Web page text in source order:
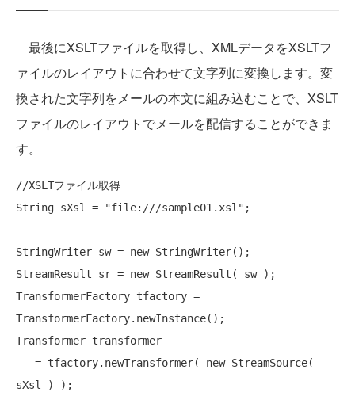
最後にXSLTファイルを取得し、XMLデータをXSLTフ
ァイルのレイアウトに合わせて文字列に変換します。変
換された文字列をメールの本文に組み込むことで、XSLT
ファイルのレイアウトでメールを配信することができま
す。
//XSLTファイル取得
String sXsl =
"file:///sample01.xsl" ;
StringWriter sw = new StringWriter();
StreamResult sr = new StreamResult( sw );
TransformerFactory tfactory =
TransformerFactory.newInstance();
Transformer transformer
   = tfactory.newTransformer(
new StreamSource(
sXsl ) );